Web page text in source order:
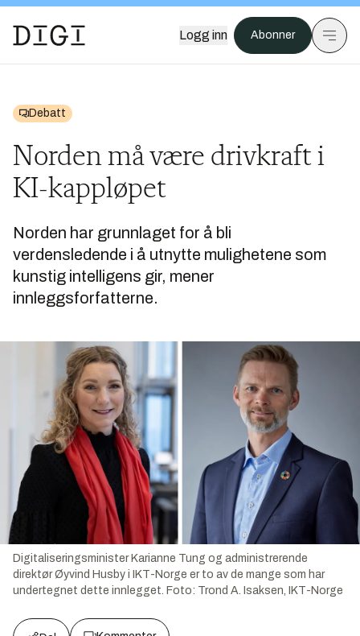
Logg inn Abonner
Debatt
Norden må være drivkraft i
KI-kappløpet
Norden har grunnlaget for å bli
verdensledende i å utnytte mulighetene som
kunstig intelligens gir, mener
innleggsforfatterne.
Digitaliseringsminister Karianne Tung og administrerende
direktør Øyvind Husby i IKT-Norge er to av de mange som har
undertegnet dette innlegget. Foto: Trond A. Isaksen, IKT-Norge